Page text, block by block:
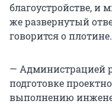
благоустройстве, и
же развернутый
говорится о плотине.
— Администрацией
подготовке
выполнению